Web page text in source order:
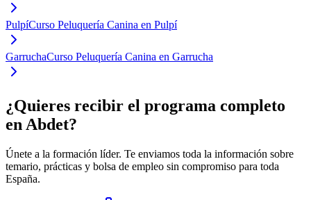
PulpíCurso Peluquería Canina en Pulpí
GarruchaCurso Peluquería Canina en Garrucha
¿Quieres recibir el programa completo
en Abdet?
Únete a la formación líder. Te enviamos toda la información sobre
temario, prácticas y bolsa de empleo sin compromiso para toda
España.